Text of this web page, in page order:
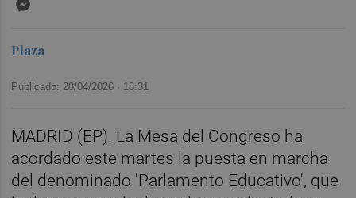
Plaza
Publicado: 28/04/2026 · 18:31
MADRID (EP). La Mesa del Congreso ha
acordado este martes la puesta en marcha
del denominado 'Parlamento Educativo', que